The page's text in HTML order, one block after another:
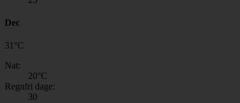
Dec
31 °C
Nat:
20°C
Regnfri dage:
30